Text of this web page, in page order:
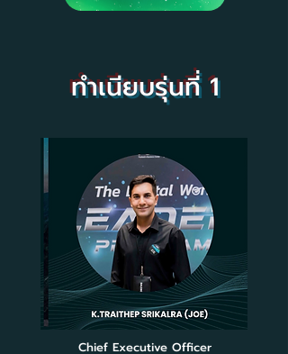
ทำเนียบรุ่นที่ 1
Chief Executive Officer